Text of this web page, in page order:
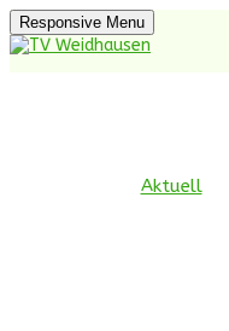
Skip
to
content
Responsive Menu
Handball, Turnen,
Aktuell